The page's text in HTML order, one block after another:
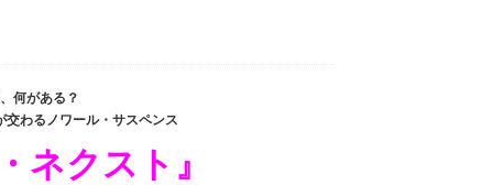
何がある？
わるノワール・サスペンス
ネクスト』